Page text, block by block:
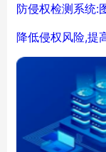
防侵权检测系统:
降低侵权风险,提